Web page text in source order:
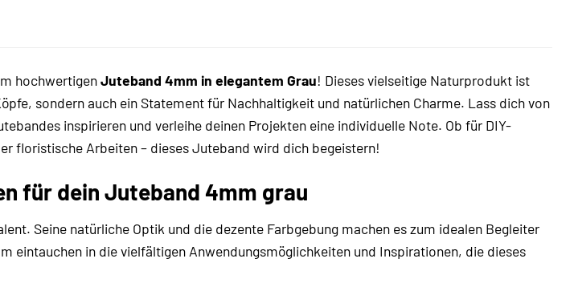
hochwertigenJuteband 4mm in elegantem Grau! Dieses vielseitige Naturprodukt ist
sondern auch ein Statement für Nachhaltigkeit und natürlichen Charme. Lass dich von
inspirieren und verleihe deinen Projekten eine individuelle Note. Ob für DIY-
floristische Arbeiten – dieses Juteband wird dich begeistern!
für dein Juteband 4mm grau
Seine natürliche Optik und die dezente Farbgebung machen es zum idealen Begleiter
eintauchen in die vielfältigen Anwendungsmöglichkeiten und Inspirationen, die dieses